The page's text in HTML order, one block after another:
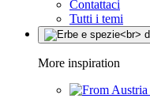
Contattaci
Tutti i temi
More inspiration